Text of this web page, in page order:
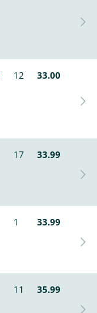
12 33.00
17
33.99
1
33.99
11
35.99